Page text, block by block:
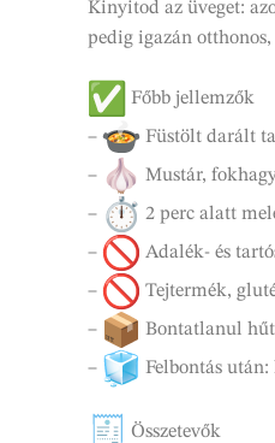
Kinyitod az üveget:
pedig igazán
Főbb jellemzők
–
Füstölt darált
–
Mustár,
–
2 perc alatt
–
Adalék- és
–
Tejtermék,
–
Bontatlanul
–
Felbontás
Összetevők